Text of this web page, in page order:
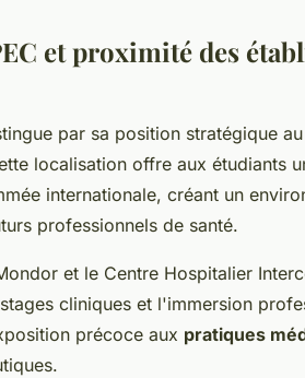
et proximité des
par sa position stratégique
localisation offre aux étudiants
internationale, créant un
professionnels de santé.
et le Centre Hospitalier
cliniques et l'immersion
précoce aux pratiques